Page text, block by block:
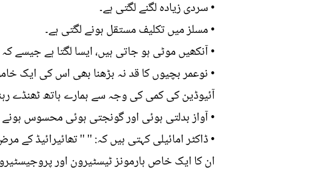
• سردی زیادہ لگنے لگتی ہے۔
• مسلز میں تکلیف مستقل ہونے لگتی ہے۔
• آنکھیں موٹی ہو جاتی ہیں، ایسا لگتا ہے جیسے
• نوعمر بچیوں کا قد نہ بڑھنا بھی اس کی ایک
آئیوڈین کی کمی کی وجہ سے ہمارے ہاتھ ٹھنڈے
• آواز بدلتی ہوئی اور گونجتی ہوئی محسوس ہونے
• ڈاکٹر امائیلی کہتی ہیں کہ: '' '' تھائیرائیڈ
ان کا ایک خاص ہارمونز ٹیسٹیرون اور